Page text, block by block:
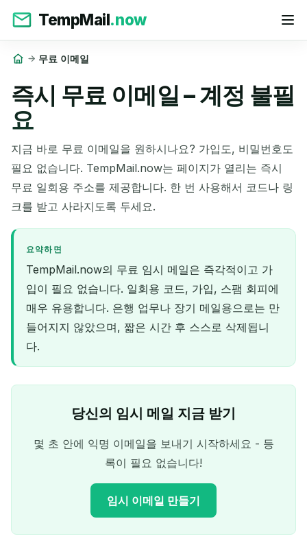
TempMail.now
무료 이메일
즉시 무료 이메일 – 계정 불필
요
지금 바로 무료 이메일을 원하시나요? 가입도, 비밀번호도
필요 없습니다. TempMail.now는 페이지가 열리는 즉시
무료 일회용 주소를 제공합니다. 한 번 사용해서 코드나 링
크를 받고 사라지도록 두세요.
요약하면
TempMail.now의 무료 임시 메일은 즉각적이고 가
입이 필요 없습니다. 일회용 코드, 가입, 스팸 회피에
매우 유용합니다. 은행 업무나 장기 메일용으로는 만
들어지지 않았으며, 짧은 시간 후 스스로 삭제됩니
다.
당신의 임시 메일 지금 받기
몇 초 안에 익명 이메일을 보내기 시작하세요 - 등
록이 필요 없습니다!
임시 이메일 만들기